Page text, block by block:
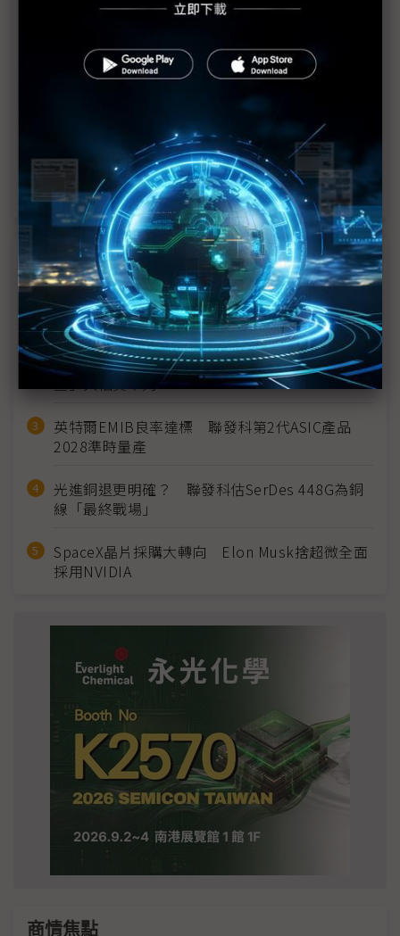
夏普啟動轉型 劉揚偉接任會長
堺工廠AI資料中心人人搶合作 KDDI、軟銀提合作草
轉虧為盈再回到慘賠千億 夏普15年來的跌宕起伏
近７天熱門報導
MLCC訂單過熱、出貨比創高 村田示警全球AI基
建熱潮將趨緩
2027全年記憶體產能提前售罄 買家「祕而不
宣」只怕買不夠
英特爾EMIB良率達標 聯發科第2代ASIC產品
2028準時量產
光進銅退更明確？ 聯發科估SerDes 448G為銅
線「最終戰場」
SpaceX晶片採購大轉向 Elon Musk捨超微全面
採用NVIDIA
商情焦點